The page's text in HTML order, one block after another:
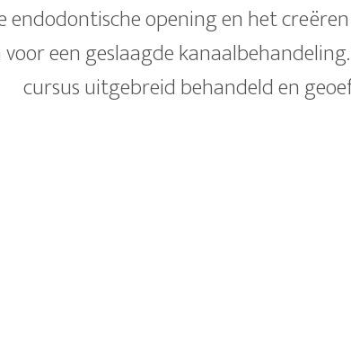
endodontische opening en het
een geslaagde
cursus uitgebreid behandeld en